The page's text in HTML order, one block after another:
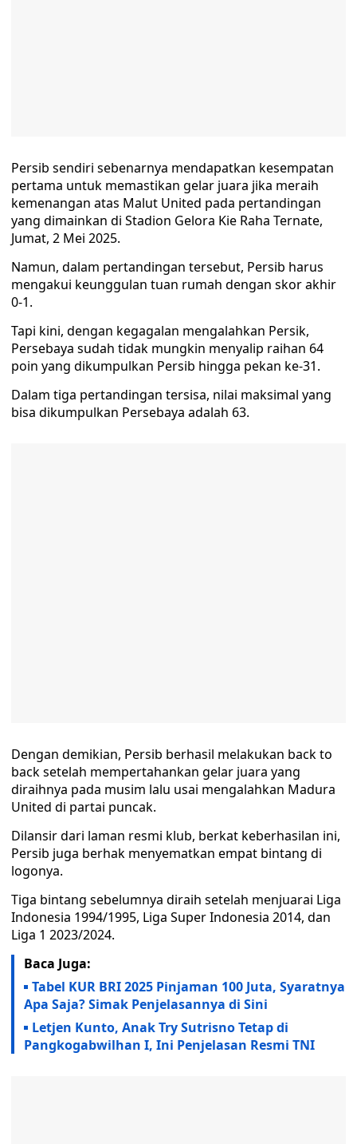
Persib sendiri sebenarnya mendapatkan kesempatan
pertama untuk memastikan gelar juara jika meraih
kemenangan atas Malut United pada pertandingan
yang dimainkan di Stadion Gelora Kie Raha Ternate,
Jumat, 2 Mei 2025.
Namun, dalam pertandingan tersebut, Persib harus
mengakui keunggulan tuan rumah dengan skor akhir
0-1.
Tapi kini, dengan kegagalan mengalahkan Persik,
Persebaya sudah tidak mungkin menyalip raihan 64
poin yang dikumpulkan Persib hingga pekan ke-31.
Dalam tiga pertandingan tersisa, nilai maksimal yang
bisa dikumpulkan Persebaya adalah 63.
Dengan demikian, Persib berhasil melakukan back to
back setelah mempertahankan gelar juara yang
diraihnya pada musim lalu usai mengalahkan Madura
United di partai puncak.
Dilansir dari laman resmi klub, berkat keberhasilan ini,
Persib juga berhak menyematkan empat bintang di
logonya.
Tiga bintang sebelumnya diraih setelah menjuarai Liga
Indonesia 1994/1995, Liga Super Indonesia 2014, dan
Liga 1 2023/2024.
Baca Juga:
Tabel KUR BRI 2025 Pinjaman 100 Juta, Syaratnya
Apa Saja? Simak Penjelasannya di Sini
Letjen Kunto, Anak Try Sutrisno Tetap di
Pangkogabwilhan I, Ini Penjelasan Resmi TNI